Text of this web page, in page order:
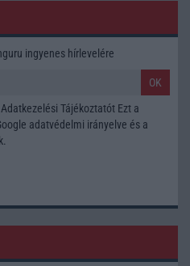
ingyenes hírlevelére
OK
Tájékoztatót Ezt a
adatvédelmi irányelve és a